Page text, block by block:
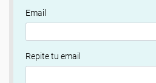
Email
Repite tu email